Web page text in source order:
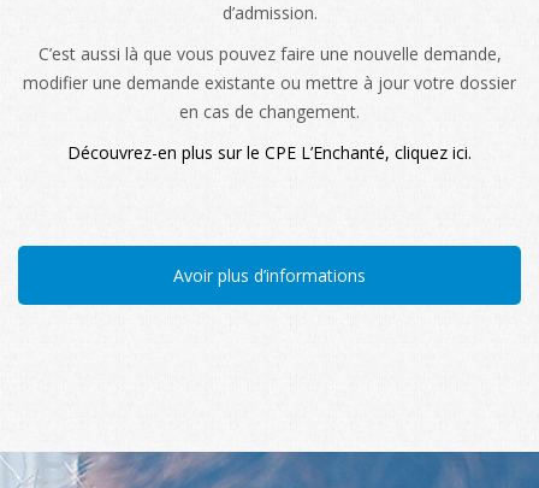
d’admission.
C’est aussi là que vous pouvez faire une nouvelle demande,
modifier une demande existante ou mettre à jour votre dossier
en cas de changement.
Découvrez-en plus sur le CPE L’Enchanté, cliquez ici.
Avoir plus d’informations